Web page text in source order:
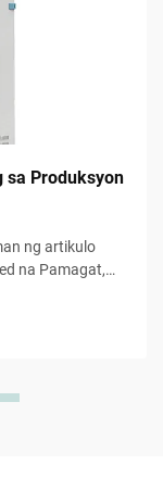
sa Produksyon
ng artikulo
na Pamagat,